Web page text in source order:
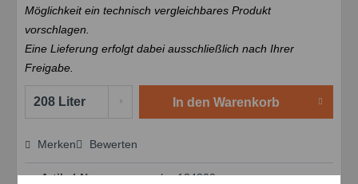
Möglichkeit ein technisch vergleichbares Produkt
vorschlagen.
Eine Lieferung erfolgt dabei ausschließlich nach Ihrer
Freigabe.
In den Warenkorb
Preis anfragen
Merken Bewerten
Artikel-Nr.:
schar124800